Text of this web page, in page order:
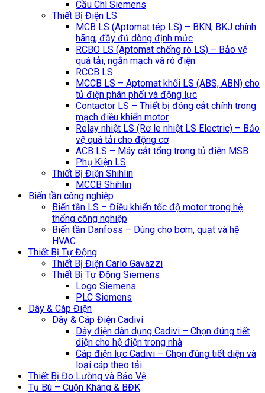
Cầu Chì Siemens
Thiết Bị Điện LS
MCB LS (Aptomat tép LS) – BKN, BKJ chính
hãng, đầy đủ dòng định mức
RCBO LS (Aptomat chống rò LS) – Bảo vệ
quá tải, ngắn mạch và rò điện
RCCB LS
MCCB LS – Aptomat khối LS (ABS, ABN) cho
tủ điện phân phối và động lực
Contactor LS – Thiết bị đóng cắt chính trong
mạch điều khiển motor
Relay nhiệt LS (Rơ le nhiệt LS Electric) – Bảo
vệ quá tải cho động cơ
ACB LS – Máy cắt tổng trong tủ điện MSB
Phụ Kiện LS
Thiết Bị Điện Shihlin
MCCB Shihlin
Biến tần công nghiệp
Biến tần LS – Điều khiển tốc độ motor trong hệ
thống công nghiệp
Biến tần Danfoss – Dùng cho bơm, quạt và hệ
HVAC
Thiết Bị Tự Động
Thiết Bị Điện Carlo Gavazzi
Thiết Bị Tự Động Siemens
Logo Siemens
PLC Siemens
Dây & Cáp Điện
Dây & Cáp Điện Cadivi
Dây điện dân dụng Cadivi – Chọn đúng tiết
diện cho hệ điện trong nhà
Cáp điện lực Cadivi – Chọn đúng tiết diện và
loại cáp theo tải
Thiết Bị Đo Lường và Bảo Vệ
Tụ Bù – Cuộn Kháng & BĐK